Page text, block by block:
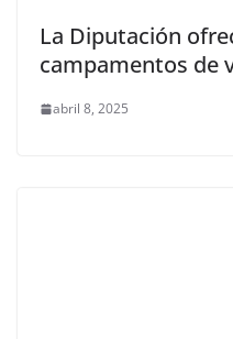
La Diputación
campamentos de
abril 8, 2025